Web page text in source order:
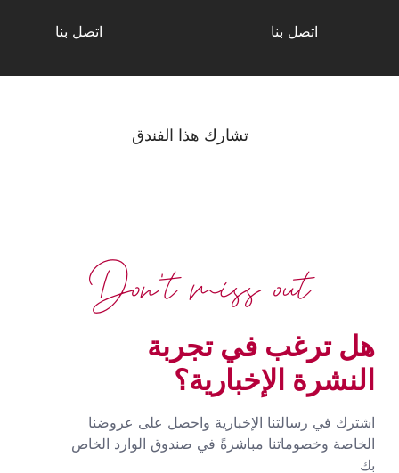
اتصل بنا اتصل بنا
تشارك هذا الفندق
هل ترغب في تجربة
النشرة الإخبارية؟
اشترك في رسالتنا الإخبارية واحصل على عروضنا
الخاصة وخصوماتنا مباشرةً في صندوق الوارد الخاص
بك
Don't miss out